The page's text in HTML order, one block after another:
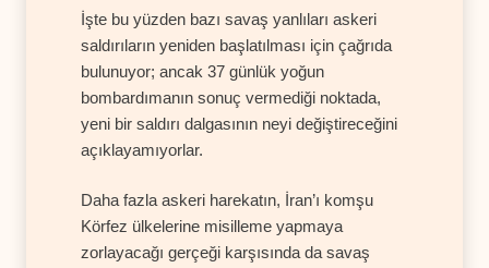
İşte bu yüzden bazı savaş yanlıları askeri
saldırıların yeniden başlatılması için çağrıda
bulunuyor; ancak 37 günlük yoğun
bombardımanın sonuç vermediği noktada,
yeni bir saldırı dalgasının neyi değiştireceğini
açıklayamıyorlar.
Daha fazla askeri harekatın, İran’ı komşu
Körfez ülkelerine misilleme yapmaya
zorlayacağı gerçeği karşısında da savaş